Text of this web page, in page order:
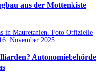
aus der Mottenkiste
Autonomiebehörde